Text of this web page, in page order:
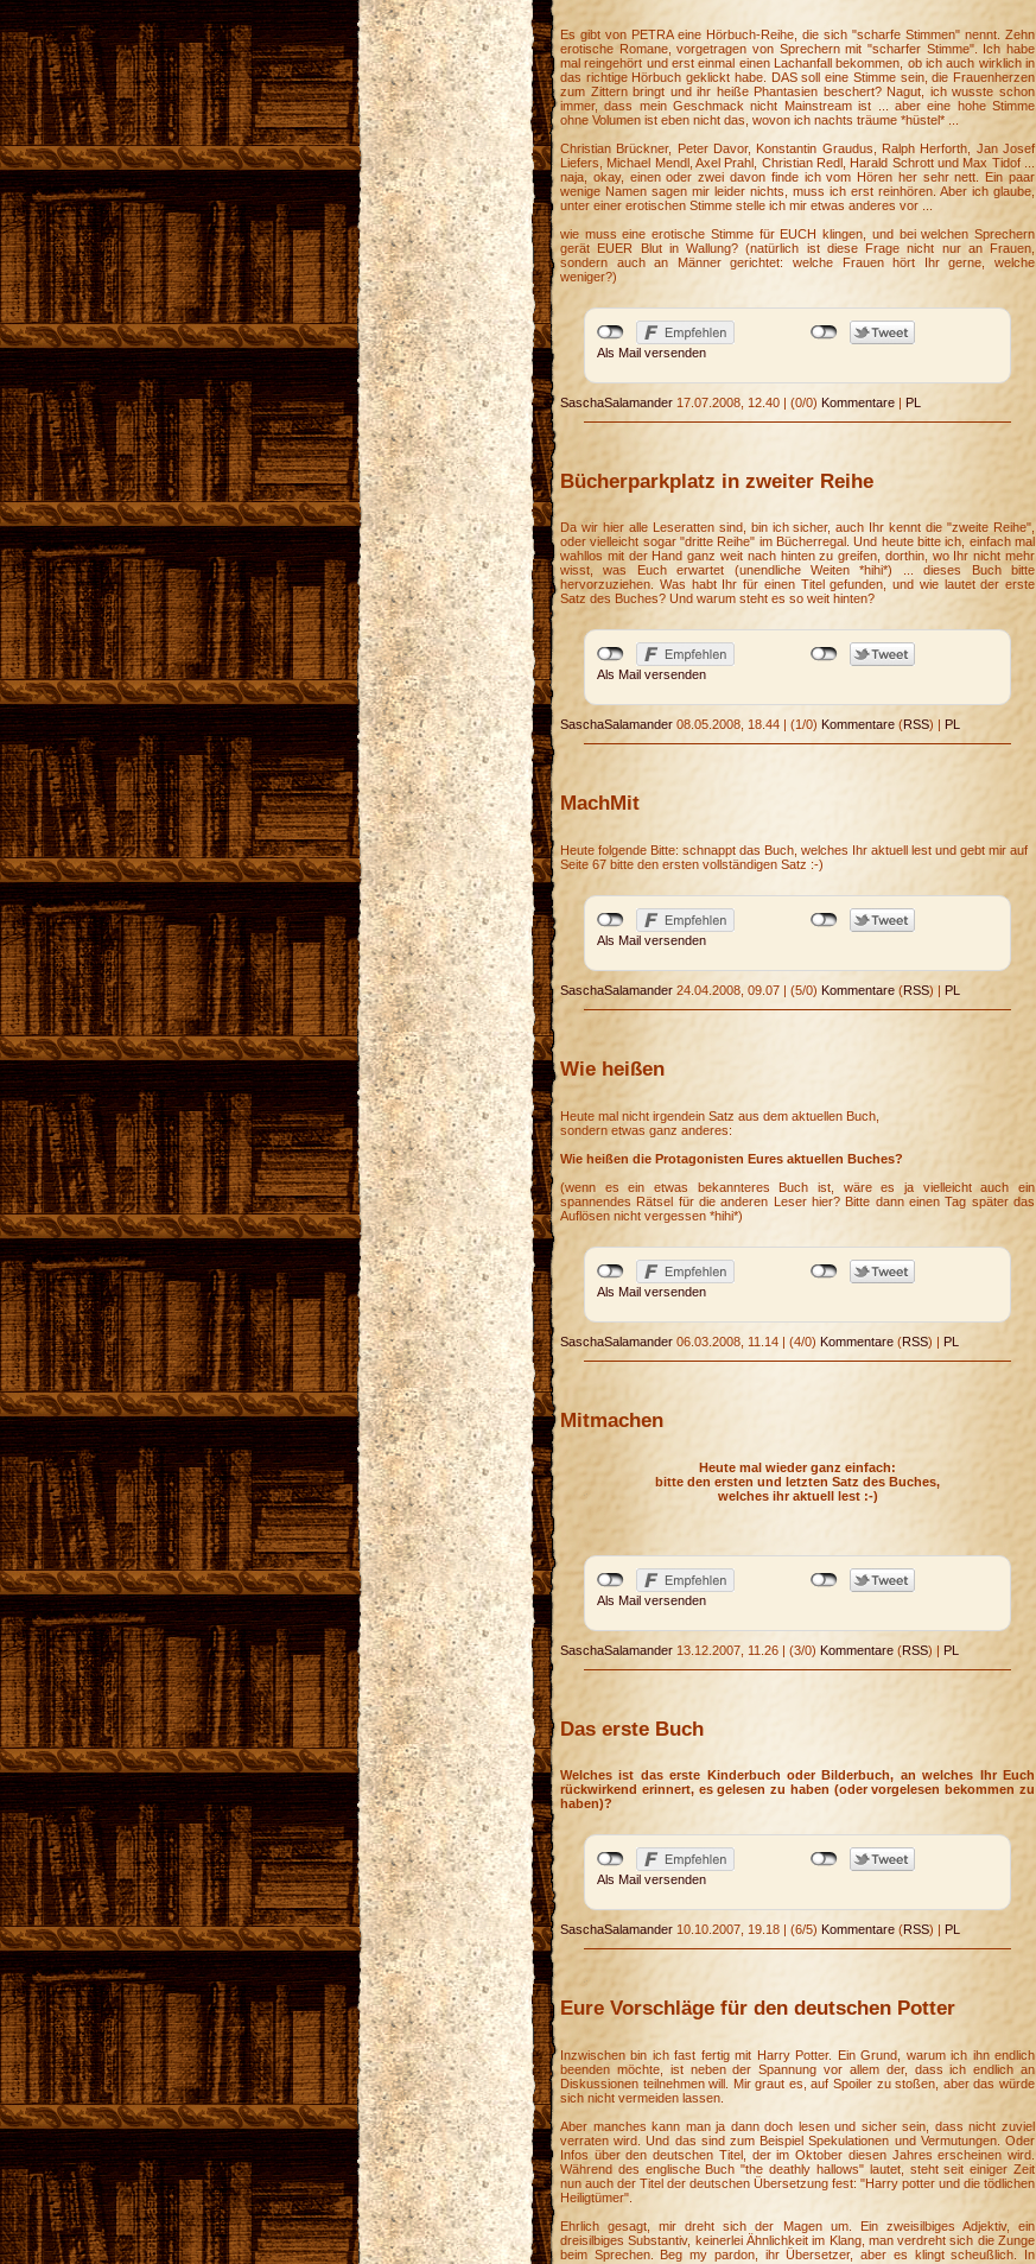
Es gibt von PETRA eine Hörbuch-Reihe, die sich "scharfe Stimmen" nennt. Zehn
erotische Romane, vorgetragen von Sprechern mit "scharfer Stimme". Ich habe
mal reingehört und erst einmal einen Lachanfall bekommen, ob ich auch wirklich in
das richtige Hörbuch geklickt habe. DAS soll eine Stimme sein, die Frauenherzen
zum Zittern bringt und ihr heiße Phantasien beschert? Nagut, ich wusste schon
immer, dass mein Geschmack nicht Mainstream ist ... aber eine hohe Stimme
ohne Volumen ist eben nicht das, wovon ich nachts träume *hüstel* ...
Christian Brückner, Peter Davor, Konstantin Graudus, Ralph Herforth, Jan Josef
Liefers, Michael Mendl, Axel Prahl, Christian Redl, Harald Schrott und Max Tidof ...
naja, okay, einen oder zwei davon finde ich vom Hören her sehr nett. Ein paar
wenige Namen sagen mir leider nichts, muss ich erst reinhören. Aber ich glaube,
unter einer erotischen Stimme stelle ich mir etwas anderes vor ...
wie muss eine erotische Stimme für EUCH klingen, und bei welchen Sprechern
gerät EUER Blut in Wallung? (natürlich ist diese Frage nicht nur an Frauen,
sondern auch an Männer gerichtet: welche Frauen hört Ihr gerne, welche
weniger?)
Als Mail versenden
SaschaSalamander 17.07.2008, 12.40 | (0/0) Kommentare | PL
Bücherparkplatz in zweiter Reihe
Da wir hier alle Leseratten sind, bin ich sicher, auch Ihr kennt die "zweite Reihe",
oder vielleicht sogar "dritte Reihe" im Bücherregal. Und heute bitte ich, einfach mal
wahllos mit der Hand ganz weit nach hinten zu greifen, dorthin, wo Ihr nicht mehr
wisst, was Euch erwartet (unendliche Weiten *hihi*) ... dieses Buch bitte
hervorzuziehen. Was habt Ihr für einen Titel gefunden, und wie lautet der erste
Satz des Buches? Und warum steht es so weit hinten?
Als Mail versenden
SaschaSalamander 08.05.2008, 18.44 (1/0) Kommentare (RSS) | PL
MachMit
Heute folgende Bitte: schnappt das Buch, welches Ihr aktuell lest und gebt mir auf
Seite 67 bitte den ersten vollständigen Satz :-)
Als Mail versenden
SaschaSalamander 24.04.2008, 09.07 | (5/0) Kommentare (RSS) | PL
Wie heißen
Heute mal nicht irgendein Satz aus dem aktuellen Buch,
sondern etwas ganz anderes:
Wie heißen die Protagonisten Eures aktuellen Buches?
(wenn es ein etwas bekannteres Buch ist, wäre es ja vielleicht auch ein
spannendes Rätsel für die anderen Leser hier? Bitte dann einen Tag später das
Auflösen nicht vergessen *hihi*)
Als Mail versenden
SaschaSalamander 06.03.2008, 11.14 | (4/0) Kommentare (RSS) | PL
Mitmachen
Heute mal wieder ganz einfach:
bitte den ersten und letzten Satz des Buches,
welches ihr aktuell lest :-)
Als Mail versenden
SaschaSalamander 13.12.2007, 11.26 | (3/0) Kommentare (RSS) | PL
Das erste Buch
Welches ist das erste Kinderbuch oder Bilderbuch, an welches Ihr Euch
rückwirkend erinnert, es gelesen zu haben (oder vorgelesen bekommen zu
haben)?
Als Mail versenden
SaschaSalamander 10.10.2007, 19.18 | (6/5) Kommentare (RSS) | PL
Eure Vorschläge für den deutschen Potter
Inzwischen bin ich fast fertig mit Harry Potter. Ein Grund, warum ich ihn endlich
beenden möchte, ist neben der Spannung vor allem der, dass ich endlich an
Diskussionen teilnehmen will. Mir graut es, auf Spoiler zu stoßen, aber das würde
sich nicht vermeiden lassen.
Aber manches kann man ja dann doch lesen und sicher sein, dass nicht zuviel
verraten wird. Und das sind zum Beispiel Spekulationen und Vermutungen. Oder
Infos über den deutschen Titel, der im Oktober diesen Jahres erscheinen wird.
Während des englische Buch "the deathly hallows" lautet, steht seit einiger Zeit
nun auch der Titel der deutschen Übersetzung fest: "Harry potter und die tödlichen
Heiligtümer".
Ehrlich gesagt, mir dreht sich der Magen um. Ein zweisilbiges Adjektiv, ein
dreisilbiges Substantiv, keinerlei Ähnlichkeit im Klang, man verdreht sich die Zunge
beim Sprechen. Beg my pardon, ihr Übersetzer, aber es klingt scheußlich. In